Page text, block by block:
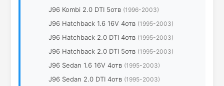
J96 Kombi 2.0 DTI 5отв (1996-2003)
J96 Hatchback 1.6 16V 4отв (1995-2003)
J96 Hatchback 2.0 DTI 4отв (1995-2003)
J96 Hatchback 2.0 DTI 5отв (1995-2003)
J96 Sedan 1.6 16V 4отв (1995-2003)
J96 Sedan 2.0 DTI 4отв (1995-2003)